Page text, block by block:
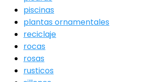
piscinas
plantas ornamentales
reciclaje
rocas
rosas
rusticos